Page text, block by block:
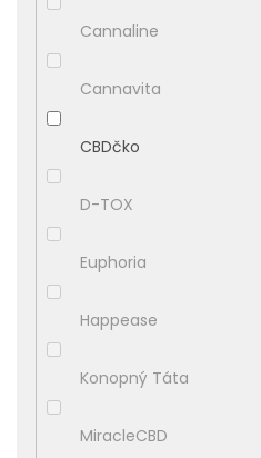
Cannaline
Cannavita
CBDčko
D-TOX
Euphoria
Happease
Konopný Táta
MiracleCBD